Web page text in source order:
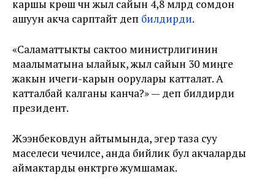
каршы күрөшүү үчүн жыл сайын 4,8 млрд сомдон
ашуун акча сарптайт деп билдирди.
«Саламаттыкты сактоо министрлигинин
маалыматына ылайык, жыл сайын 30 миӊге
жакын ичеги-карын оорулары катталат. А
катталбай калганы канча?» — деп билдирди
президент.
Жээнбековдун айтымында, эгер таза суу
маселеси чечилсе, анда бийлик бул акчаларды
аймактарды өнүктүрүүгө жумшамак.